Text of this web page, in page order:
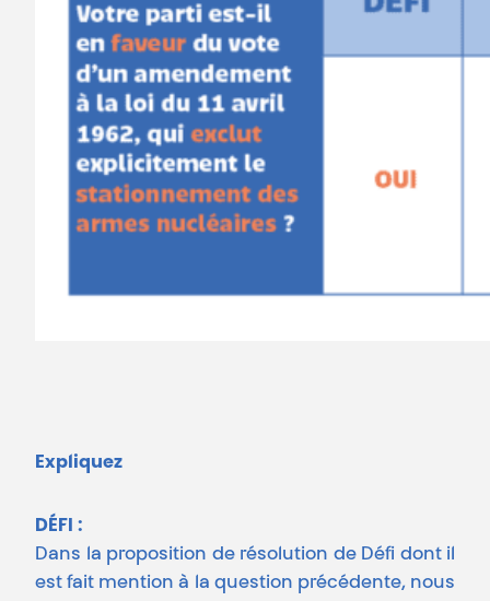
Expliquez
DÉFI :
Dans la proposition de résolution de Défi dont il
est fait mention à la question précédente, nous